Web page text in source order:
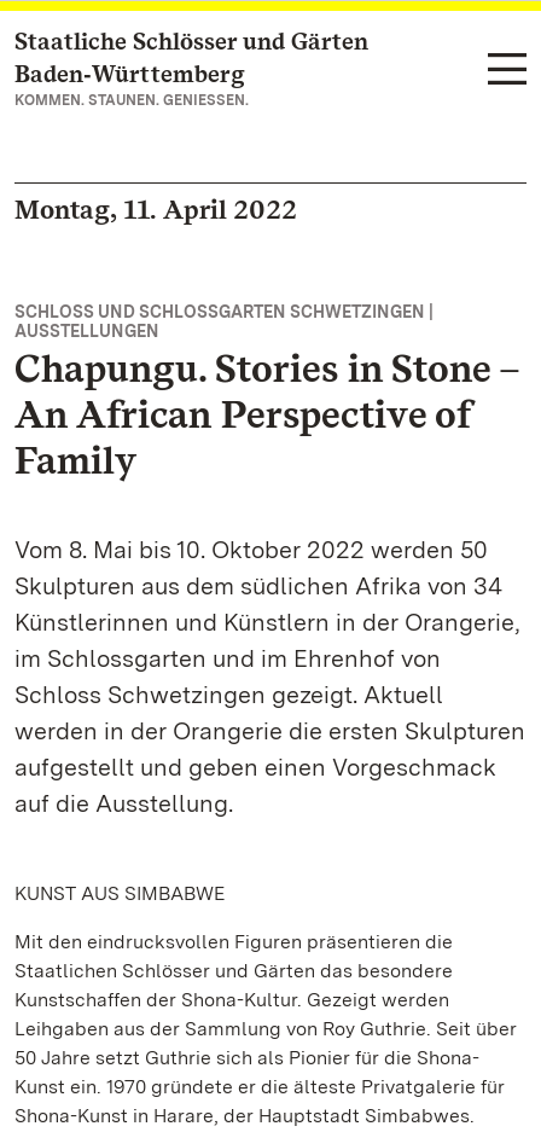
Zum Hauptinhalt springen
Staatliche Schlösser und Gärten
Baden‑Württemberg
KOMMEN. STAUNEN. GENIESSEN.
Montag, 11. April 2022
SCHLOSS UND SCHLOSSGARTEN SCHWETZINGEN |
AUSSTELLUNGEN
Chapungu. Stories in Stone –
An African Perspective of
Family
Vom 8. Mai bis 10. Oktober 2022 werden 50
Skulpturen aus dem südlichen Afrika von 34
Künstlerinnen und Künstlern in der Orangerie,
im Schlossgarten und im Ehrenhof von
Schloss Schwetzingen gezeigt. Aktuell
werden in der Orangerie die ersten Skulpturen
aufgestellt und geben einen Vorgeschmack
auf die Ausstellung.
KUNST AUS SIMBABWE
Mit den eindrucksvollen Figuren präsentieren die
Staatlichen Schlösser und Gärten das besondere
Kunstschaffen der Shona-Kultur. Gezeigt werden
Leihgaben aus der Sammlung von Roy Guthrie. Seit über
50 Jahre setzt Guthrie sich als Pionier für die Shona-
Kunst ein. 1970 gründete er die älteste Privatgalerie für
Shona-Kunst in Harare, der Hauptstadt Simbabwes.